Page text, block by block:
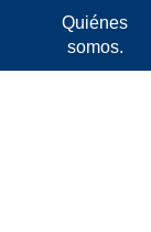
Quiénes
somos.